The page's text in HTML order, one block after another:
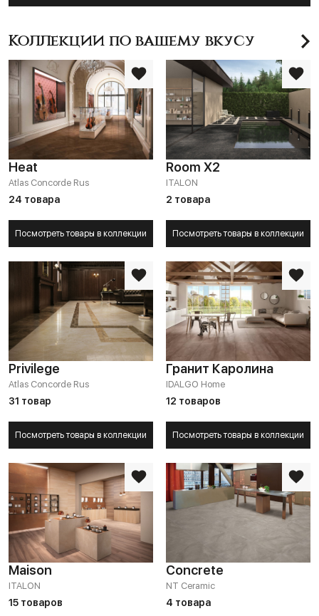
Коллекции по вашему вкусу
Heat
Atlas Concorde Rus
24 товара
Посмотреть товары в коллекции
Room X2
ITALON
2 товара
Посмотреть товары в коллекции
Privilege
Atlas Concorde Rus
31 товар
Посмотреть товары в коллекции
Гранит Каролина
IDALGO Home
12 товаров
Посмотреть товары в коллекции
Maison
ITALON
15 товаров
Concrete
NT Ceramic
4 товара